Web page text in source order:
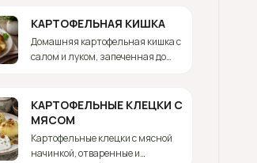
КАРТОФЕЛЬНАЯ КИШКА
Домашняя картофельная кишка с
салом и луком, запеченная до
КАРТОФЕЛЬНЫЕ КЛЕЦКИ С
МЯСОМ
Картофельные клецки с мясной
начинкой, отваренные и